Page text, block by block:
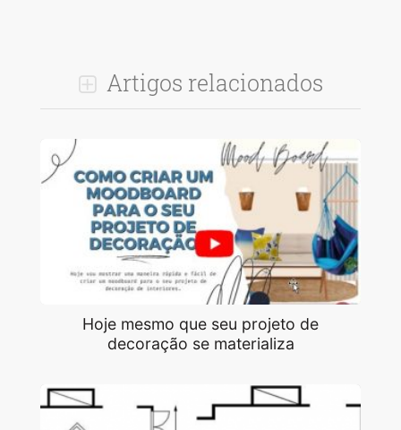
Artigos relacionados
Hoje mesmo que seu projeto de
decoração se materializa